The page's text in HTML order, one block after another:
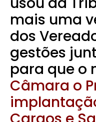
mais uma
dos
gestões
para que o
Câmara o